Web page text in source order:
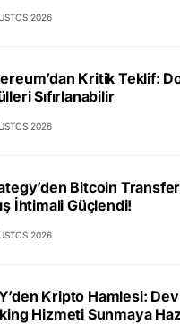
2026
Kritik Teklif:
Sıfırlanabilir
2026
Bitcoin
İhtimali Güçlendi!
2026
Kripto Hamlesi:
Hizmeti Sunmaya